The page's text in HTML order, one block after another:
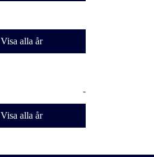
Visa alla år
-
Visa alla år